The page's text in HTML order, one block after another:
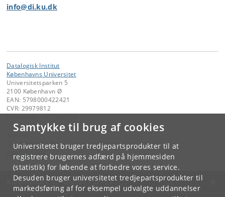
Samtykke til brug af cookies
Universitetet bruger tredjepartsprodukter til at
registrere brugernes adfærd på hjemmesiden
(statistik) for løbende at forbedre vores service.
Desuden bruger universitetet tredjepartsprodukter til
markedsføring af for eksempel udvalgte uddannelser
info@di.ku.dk
Datalogisk Institut
Københavns Universitet
Universitetsparken 5
2100 København Ø
EAN: 5798000422421
CVR: 29979812
Datalogisk Institut
KØBENHAVNS UNIVERSITET